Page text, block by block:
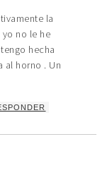
la
no le he
hecha
al horno . Un